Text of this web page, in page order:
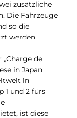
zusätzliche
Die Fahrzeuge
so die
werden.
de
in Japan
in
1 und 2 fürs
ist diese